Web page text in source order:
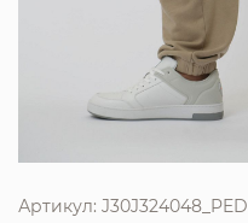
Артикул: J30J324048_PED